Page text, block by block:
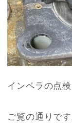
インペラの点
ご覧の通りです